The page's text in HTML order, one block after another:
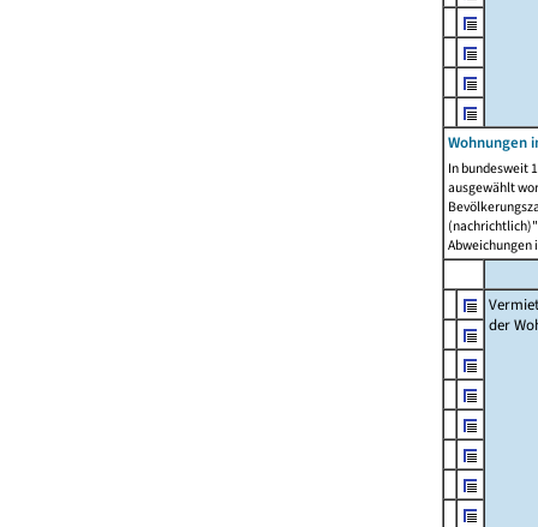
Wohnungen
In bundesweit
ausgewählt
Abweichungen
der